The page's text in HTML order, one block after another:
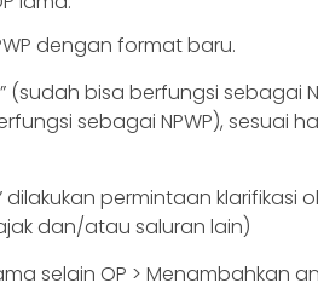
dengan format baru.
(sudah bisa berfungsi sebagai
sebagai NPWP), sesuai
permintaan klarifikasi
dan/atau saluran lain)
selain OP > Menambahkan